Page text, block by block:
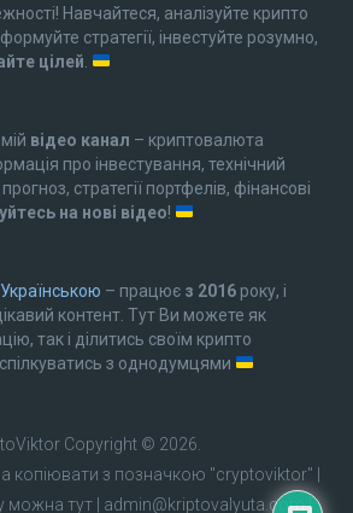
Навчайтеся, аналізуйте крипто
стратегії, інвестуйте розумно,
цілей
відео канал – криптовалюта
про інвестування, технічний
стратегії портфелів, фінансові
на нові відео!
– працює з 2016року, і
контент. Тут Ви можете як
так і ділитись своїм крипто
з однодумцями
Copyright © 2026.
копіювати з позначкою "cryptoviktor"
можна тут
admin@kriptovalyuta.com|